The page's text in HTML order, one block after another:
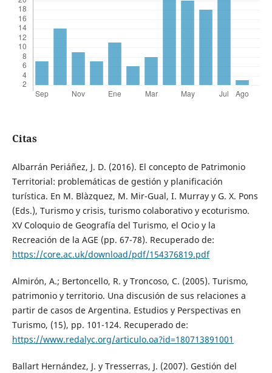
Citas
Albarrán Periáñez, J. D. (2016). El concepto de Patrimonio
Territorial: problemáticas de gestión y planificación
turística. En M. Blàzquez, M. Mir-Gual, I. Murray y G. X. Pons
(Eds.), Turismo y crisis, turismo colaborativo y ecoturismo.
XV Coloquio de Geografía del Turismo, el Ocio y la
Recreación de la AGE (pp. 67-78). Recuperado de:
https://core.ac.uk/download/pdf/154376819.pdf
Almirón, A.; Bertoncello, R. y Troncoso, C. (2005). Turismo,
patrimonio y territorio. Una discusión de sus relaciones a
partir de casos de Argentina. Estudios y Perspectivas en
Turismo, (15), pp. 101-124. Recuperado de:
https://www.redalyc.org/articulo.oa?id=180713891001
Ballart Hernández, J. y Tresserras, J. (2007). Gestión del